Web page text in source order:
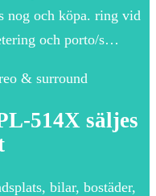
nog och köpa. ring vid
och porto/s…
& surround
514X säljes
bilar, bostäder,